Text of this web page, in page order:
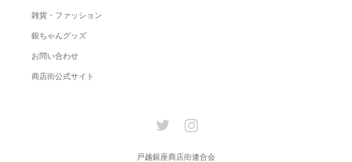
雑貨・ファッション
銀ちゃんグッズ
お問い合わせ
商店街公式サイト
Twitter
戸越銀座商店街連合会